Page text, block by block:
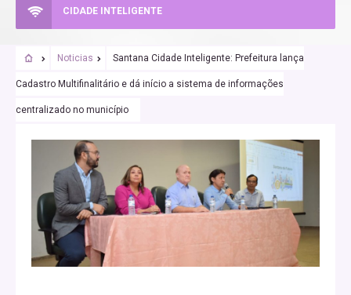
CIDADE INTELIGENTE
Noticias Santana Cidade Inteligente: Prefeitura lança
Cadastro Multifinalitário e dá início a sistema de informações
centralizado no município